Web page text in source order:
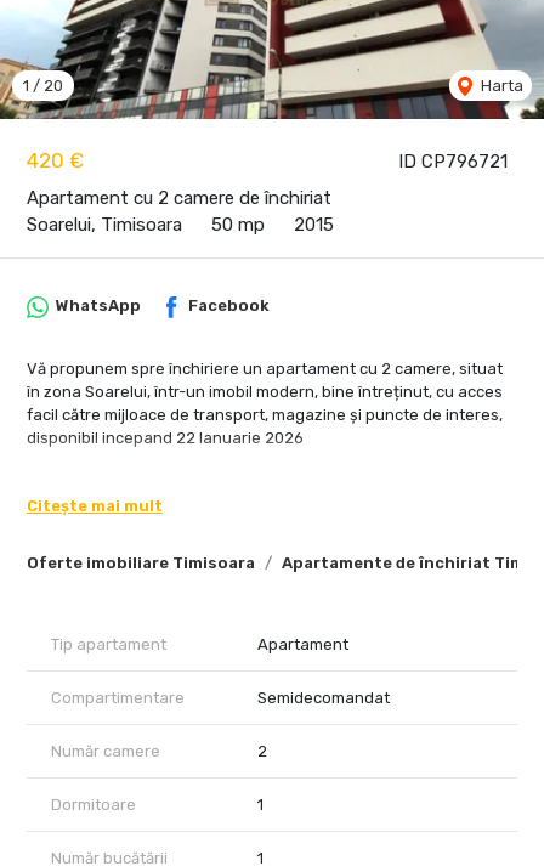
ID CP796721
420 €
Apartament cu 2 camere de închiriat
Soarelui, Timisoara
50 mp 2015
1 / 20 Harta
Oferte imobiliare Timisoara Apartamente de închiriat
WhatsApp Facebook
Vă propunem spre închiriere un apartament cu 2 camere, situat
în zona Soarelui, într-un imobil modern, bine întreținut, cu acces
facil către mijloace de transport, magazine și puncte de interes,
disponibil incepand 22 Ianuarie 2026
mobilat și utilat, ideal pentru o persoană sau un cuplu.
Etaj: 4
Disponibilitate: imediată
Compartimentare:
Citește mai mult
Tip apartament Apartament
Compartimentare Semidecomandat
Număr camere 2
Dormitoare 1
Număr bucătării 1